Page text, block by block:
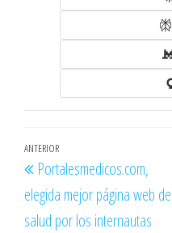
Navegación
de
entradas
Entrada
anterior
ANTERIOR
Portalesmedicos.com,
elegida mejor página web de
salud por los internautas